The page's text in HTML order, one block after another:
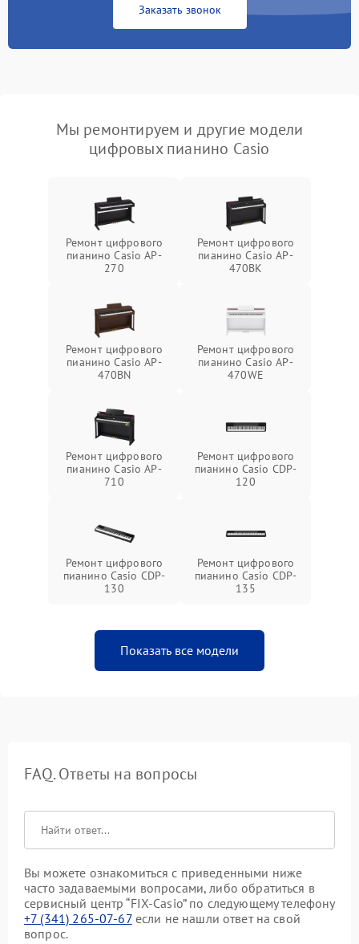
Заказать звонок
Мы ремонтируем и другие модели
цифровых пианино Casio
Ремонт цифрового
пианино Casio AP-
270
Ремонт цифрового
пианино Casio AP-
470BK
Ремонт цифрового
пианино Casio AP-
470BN
Ремонт цифрового
пианино Casio AP-
470WE
Ремонт цифрового
пианино Casio AP-
710
Ремонт цифрового
пианино Casio CDP-
120
Ремонт цифрового
пианино Casio CDP-
130
Ремонт цифрового
пианино Casio CDP-
135
Показать все модели
FAQ. Ответы на вопросы
Вы можете ознакомиться с приведенными ниже
часто задаваемыми вопросами, либо обратиться в
сервисный центр “FIX-Casio” по следующему телефону
+7 (341) 265-07-67если не нашли ответ на свой
вопрос.